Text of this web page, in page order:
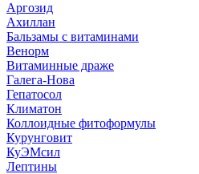
Аргозид
Ахиллан
Бальзамы с витаминами
Венорм
Витаминные драже
Галега-Нова
Гепатосол
Климатон
Коллоидные фитоформулы
Курунговит
КуЭМсил
Лептины